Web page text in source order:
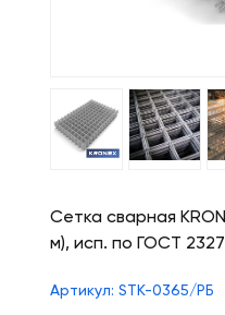
Сетка сварная
м), исп. по ГОСТ
Артикул: STK-0365/РБ